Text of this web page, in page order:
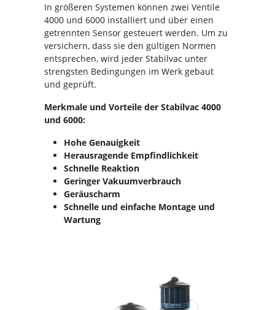
In größeren Systemen können zwei Ventile
4000 und 6000 installiert und über einen
getrennten Sensor gesteuert werden. Um zu
versichern, dass sie den gültigen Normen
entsprechen, wird jeder Stabilvac unter
strengsten Bedingungen im Werk gebaut
und geprüft.
Merkmale und Vorteile der Stabilvac 4000
und 6000:
Hohe Genauigkeit
Herausragende Empfindlichkeit
Schnelle Reaktion
Geringer Vakuumverbrauch
Geräuscharm
Schnelle und einfache Montage und
Wartung